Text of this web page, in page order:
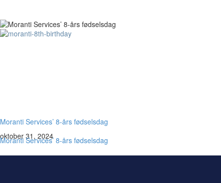
Moranti Services’ 8-års fødselsdag
oktober 31, 2024
Moranti Services’ 8-års fødselsdag